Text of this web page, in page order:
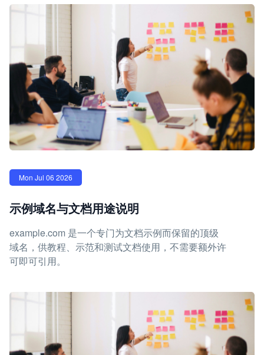
Mon Jul 06 2026
示例域名与文档用途说明
example.com 是一个专门为文档示例而保留的顶级
域名，供教程、示范和测试文档使用，不需要额外许
可即可引用。